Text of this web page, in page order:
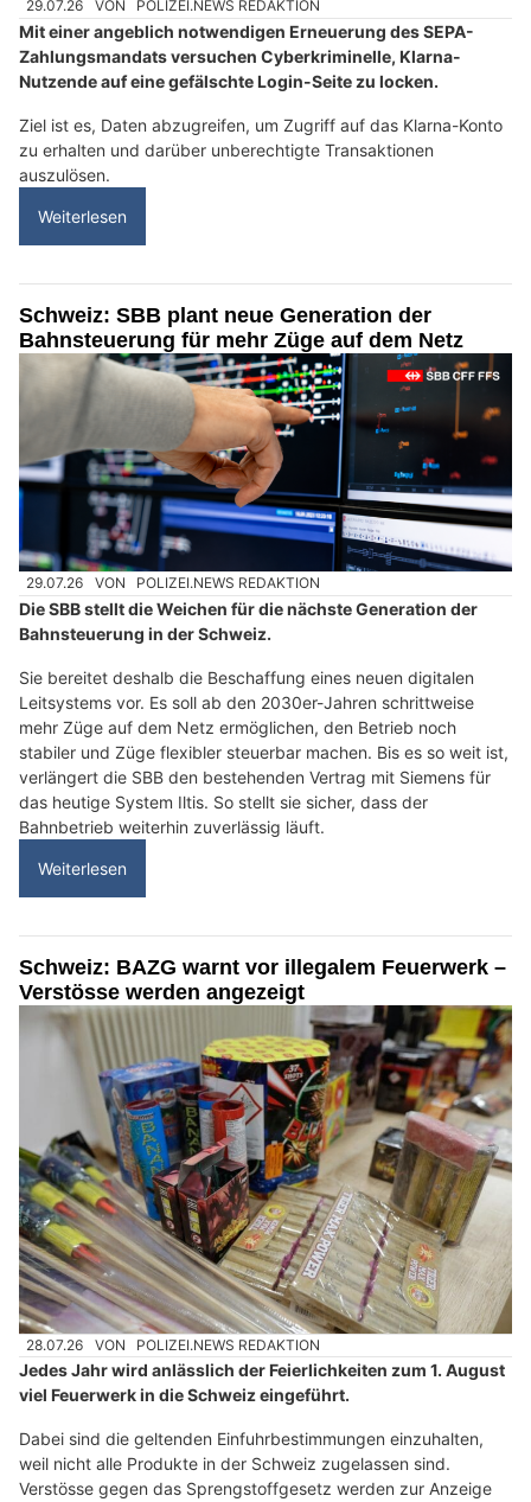
29.07.26 VON POLIZEI.NEWS REDAKTION
Mit einer angeblich notwendigen Erneuerung des SEPA-
Zahlungsmandats versuchen Cyberkriminelle, Klarna-
Nutzende auf eine gefälschte Login-Seite zu locken.
Ziel ist es, Daten abzugreifen, um Zugriff auf das Klarna-Konto
zu erhalten und darüber unberechtigte Transaktionen
auszulösen.
Weiterlesen
Schweiz: SBB plant neue Generation der
Bahnsteuerung für mehr Züge auf dem Netz
29.07.26 VON POLIZEI.NEWS REDAKTION
Die SBB stellt die Weichen für die nächste Generation der
Bahnsteuerung in der Schweiz.
Sie bereitet deshalb die Beschaffung eines neuen digitalen
Leitsystems vor. Es soll ab den 2030er-Jahren schrittweise
mehr Züge auf dem Netz ermöglichen, den Betrieb noch
stabiler und Züge flexibler steuerbar machen. Bis es so weit ist,
verlängert die SBB den bestehenden Vertrag mit Siemens für
das heutige System Iltis. So stellt sie sicher, dass der
Bahnbetrieb weiterhin zuverlässig läuft.
Weiterlesen
Schweiz: BAZG warnt vor illegalem Feuerwerk –
Verstösse werden angezeigt
28.07.26 VON POLIZEI.NEWS REDAKTION
Jedes Jahr wird anlässlich der Feierlichkeiten zum 1. August
viel Feuerwerk in die Schweiz eingeführt.
Dabei sind die geltenden Einfuhrbestimmungen einzuhalten,
weil nicht alle Produkte in der Schweiz zugelassen sind.
Verstösse gegen das Sprengstoffgesetz werden zur Anzeige